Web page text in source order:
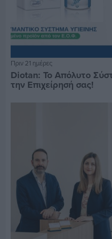
Πριν 21 ημέρες
Diotan: Το Απόλυτο
την Επιχείρησή σας!